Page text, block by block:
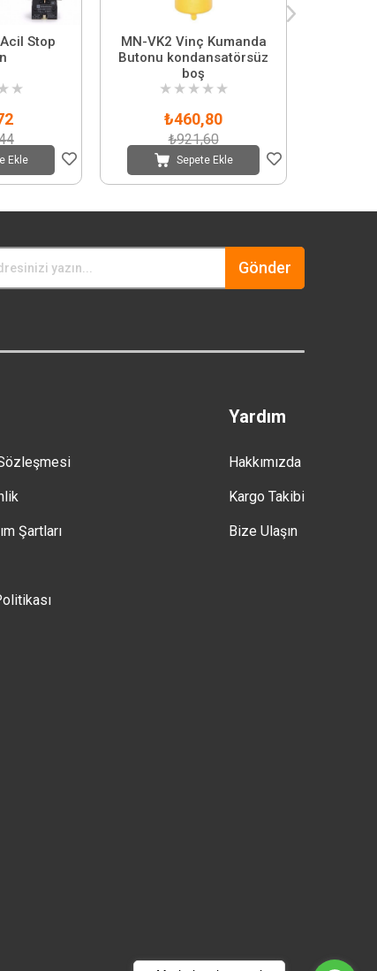
Stop
★
Ekle
MN-VK2 Vinç Kumanda
Butonu kondansatörsüz
boş
★ ★ ★ ★ ★
₺460,80
₺921,60
Sepete Ekle
Gönder
Şartları
Yardım
Hakkımızda
Kargo Takibi
Bize Ulaşın